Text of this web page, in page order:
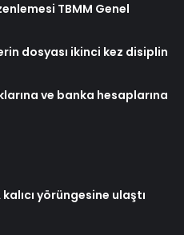
TBMM Genel
dosyası ikinci kez disiplin
ve banka hesaplarına
yörüngesine ulaştı